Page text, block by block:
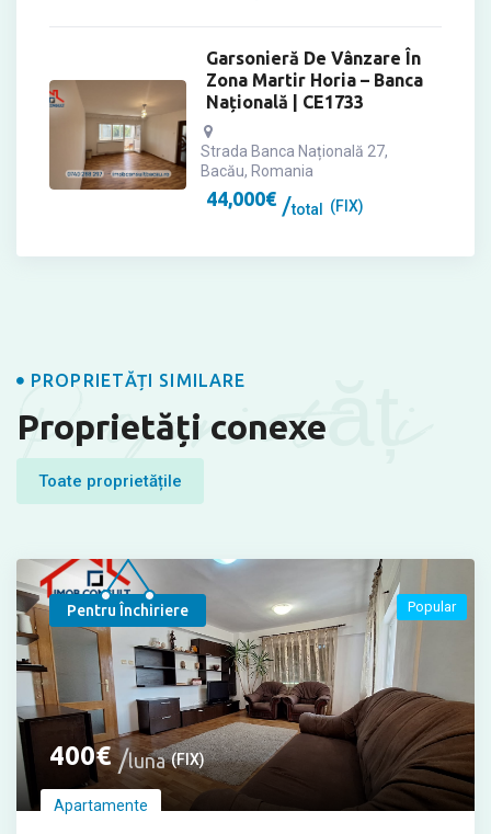
Garsonieră De Vânzare În
Zona Martir Horia – Banca
Națională | CE1733
Strada Banca Națională 27,
Bacău, Romania
44,000€ total (FIX)
Proprietăți
PROPRIETĂȚI SIMILARE
Proprietăți conexe
Toate proprietățile
Pentru Închiriere
400€ luna (FIX)
Apartamente
Popular